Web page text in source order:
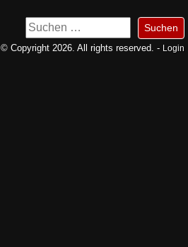
Suchen
nach:
© Copyright 2026. All rights reserved. - Login